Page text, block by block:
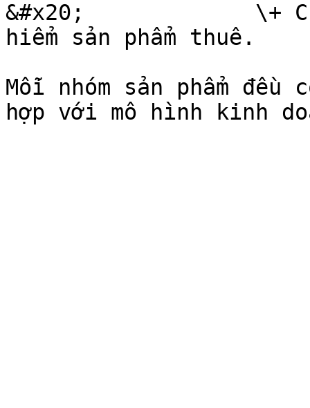
&#x20;             \+
hiểm sản phẩm thuê.
Mỗi nhóm sản phẩm